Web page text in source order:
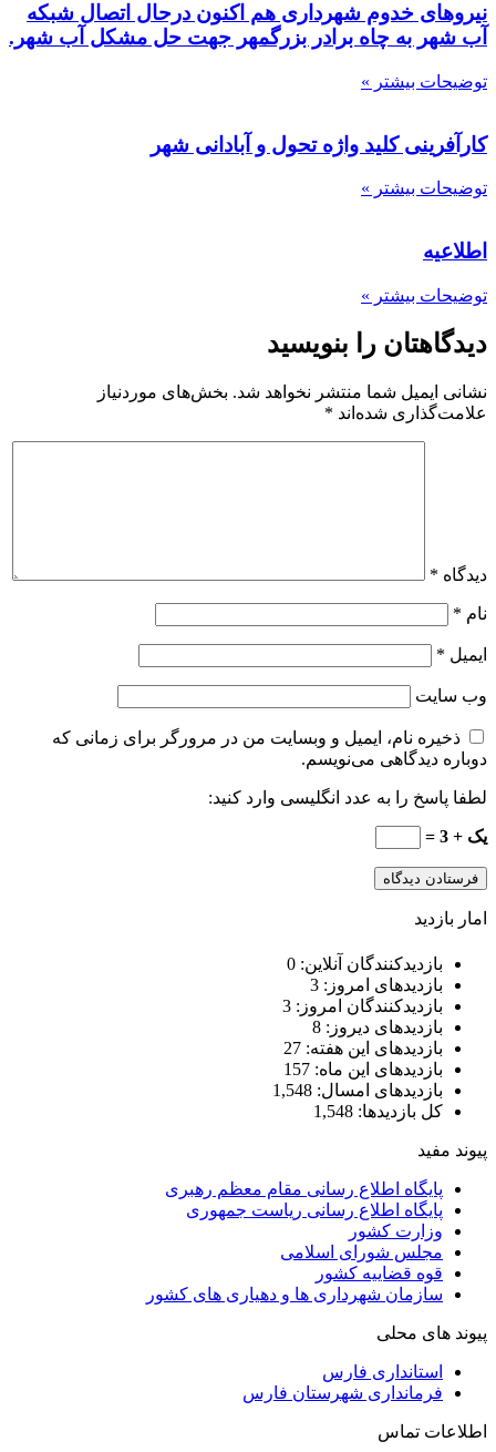
نیروهای خدوم شهرداری هم اکنون درحال اتصال شبکه
آب شهر به چاه برادر بزرگمهر جهت حل مشکل آب شهر.
توضیحات بیشتر »
کارآفرینی کلید واژه تحول و آبادانی شهر
توضیحات بیشتر »
اطلاعیه
توضیحات بیشتر »
دیدگاهتان را بنویسید
نشانی ایمیل شما منتشر نخواهد شد. بخش‌های موردنیاز
علامت‌گذاری شده‌اند *
دیدگاه *
نام *
ایمیل *
وب‌ سایت
ذخیره نام، ایمیل و وبسایت من در مرورگر برای زمانی که
دوباره دیدگاهی می‌نویسم.
لطفا پاسخ را به عدد انگلیسی وارد کنید:
یک + 3 =
امار بازدید
بازدیدکنندگان آنلاین: 0
بازدیدهای امروز: 3
بازدیدکنندگان امروز: 3
بازدیدهای دیروز: 8
بازدیدهای این هفته: 27
بازدیدهای این ماه: 157
بازدیدهای امسال: 1,548
کل بازدیدها: 1,548
پیوند مفید
پایگاه اطلاع رسانی مقام معظم رهبری
پایگاه اطلاع رسانی ریاست جمهوری
وزارت کشور
مجلس شورای اسلامی
قوه قضاییه کشور
سازمان شهرداری ها و دهیاری های کشور
پیوند های محلی
استانداری فارس
فرمانداری شهرستان فارس
اطلاعات تماس